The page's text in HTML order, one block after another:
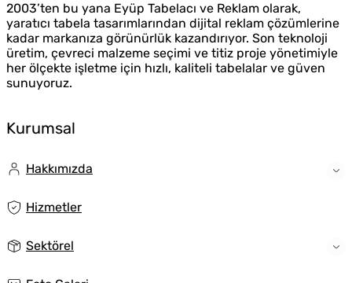
2003’ten bu yana Eyüp Tabelacı ve Reklam olarak,
yaratıcı tabela tasarımlarından dijital reklam çözümlerine
kadar markanıza görünürlük kazandırıyor. Son teknoloji
üretim, çevreci malzeme seçimi ve titiz proje yönetimiyle
her ölçekte işletme için hızlı, kaliteli tabelalar ve güven
sunuyoruz.
Kurumsal
Hakkımızda
Hizmetler
Sektörel